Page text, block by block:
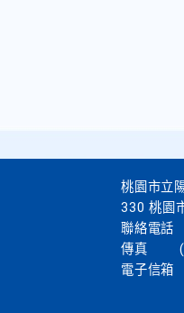
桃園市立
330 桃園
聯絡電話
傳真
電子信箱